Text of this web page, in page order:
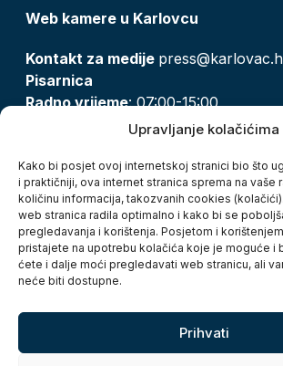
Upravljanje kolačićima
Kako bi posjet ovoj internetskoj stranici bio što
i praktičniji, ova internet stranica sprema na vaše
količinu informacija, takozvanih cookies
web stranica radila optimalno i kako bi se
pregledavanja i korištenja. Posjetom i
pristajete na upotrebu kolačića koje je moguće i
ćete i dalje moći pregledavati web stranicu, ali
neće biti dostupne.
Prihvati
Web kamere u Karlovcu
Kontakt za medije
Pisarnica
Radno vrijeme: 07:00-15:00
pisarnica@karlovac.hr
Zaštita osobnih podataka
Pristup informacijama
Kolačići
Izjava o pristupačnosti
Turistička zajednica grada Karlovca